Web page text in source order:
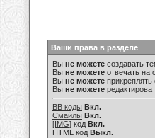
Ваши права в разделе
Вы не можете создавать
Вы не можете отвечать на
Вы не можете
Вы не можете
BB коды Вкл.
Смайлы Вкл.
[IMG] код Вкл.
HTML код Выкл.